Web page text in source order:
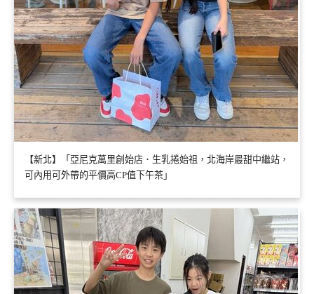
【新北】「亞尼克萬里創始店．生乳捲始祖，北海岸最甜中繼站，
可內用可外帶的平價高CP值下午茶」